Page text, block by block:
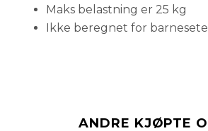
Maks belastning er 25 kg
Ikke beregnet for
ANDRE KJØPTE